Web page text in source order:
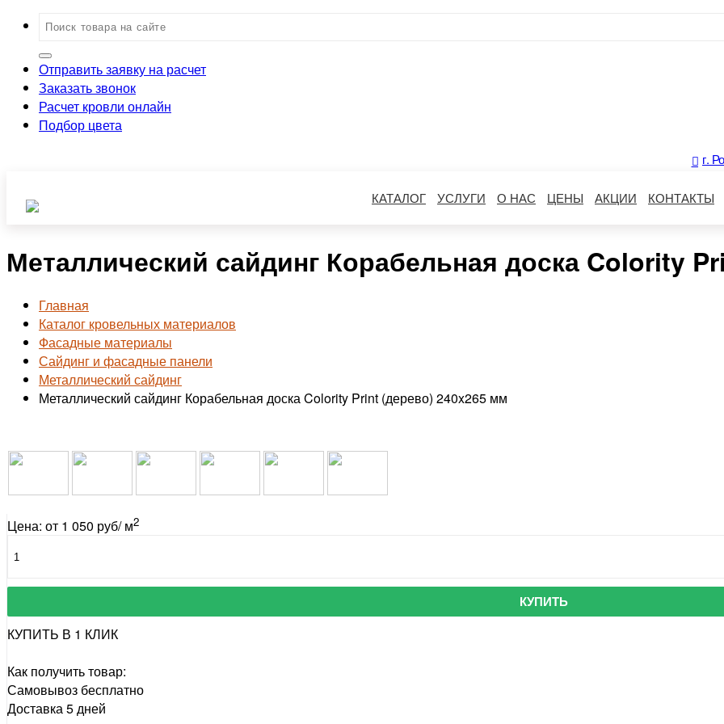
Отправить заявку на расчет
Заказать звонок
Расчет кровли онлайн
Подбор цвета
г.
КАТАЛОГ УСЛУГИ О НАС ЦЕНЫ АКЦИИ КОНТАКТЫ
Металлический сайдинг Корабельная доска Colority
Главная
Каталог кровельных материалов
Фасадные материалы
Сайдинг и фасадные панели
Металлический сайдинг
Металлический сайдинг Корабельная доска Colority Print (дерево) 240x265 мм
Цена: от 1 050 руб/ м2
КУПИТЬ
КУПИТЬ В 1 КЛИК
Как получить товар:
Самовывоз бесплатно
Доставка5 дней